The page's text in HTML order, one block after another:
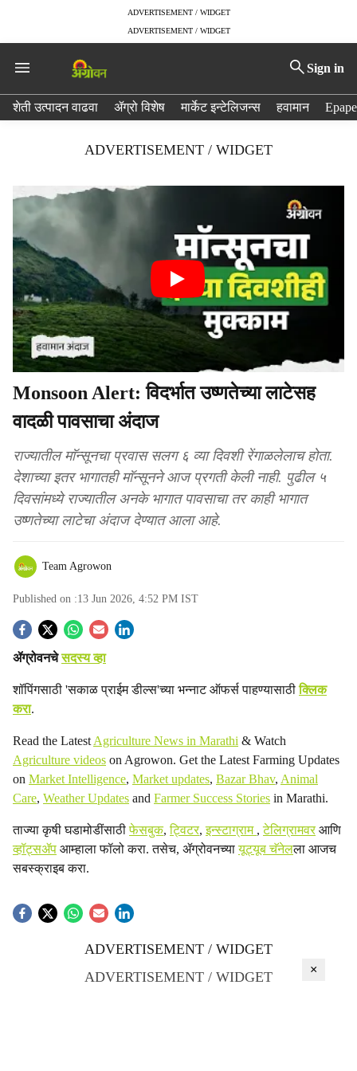
ADVERTISEMENT / WIDGET
ADVERTISEMENT / WIDGET
Sign in
e
शेती उत्पादन वाढवा ॲग्रो विशेष मार्केट इन्टेलिजन्स हवामान
ADVERTISEMENT / WIDGET
Monsoon Alert: विदर्भात उष्णतेच्या लाटेसह
वादळी पावसाचा अंदाज
राज्यातील माॅन्सूनचा प्रवास सलग ६ व्या दिवशी रेंगाळलेलाच होता.
देशाच्या इतर भागातही माॅन्सूनने आज प्रगती केली नाही. पुढील ५
दिवसांमध्ये राज्यातील अनके भागात पावसाचा तर काही भागात
उष्णतेच्या लाटेचा अंदाज देण्यात आला आहे.
Team Agrowon
Published on :13 Jun 2026, 4:52 PM IST
S
o
c
i
a
l
s
h
r
ॲग्रोवनचेसदस्य व्हा
शॉपिंगसाठी 'सकाळ प्राईम डील्स'च्या भन्नाट ऑफर्स पाहण्यासाठीक्लिक
करा.
Read the Latest Agriculture News in Marathi & Watch
Agriculture videos on Agrowon. Get the Latest Farming Updates
on Market Intelligence, Market updates, Bazar Bhav, Animal
Care, Weather Updates and Farmer Success Stories in Marathi.
ताज्या कृषी घडामोडींसाठीफेसबुक,ट्विटर,इन्स्टाग्राम ,टेलिग्रामवरआणि
व्हॉट्सॲप आम्हाला फॉलो करा. तसेच, ॲग्रोवनच्यायूट्यूब चॅनेलला आजच
सबस्क्राइब करा.
ADVERTISEMENT / WIDGET
ADVERTISEMENT / WIDGET
×